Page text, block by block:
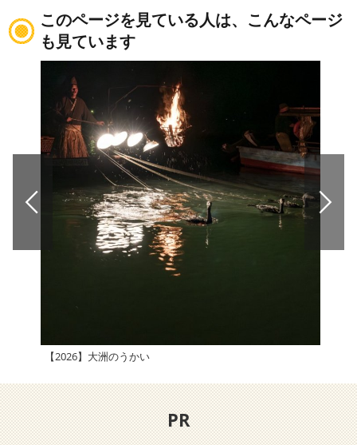
このページを見ている人は、こんなページ
も見ています
【2026】大洲のうかい
PR